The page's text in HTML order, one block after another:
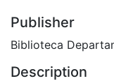
Publisher
Biblioteca
Description